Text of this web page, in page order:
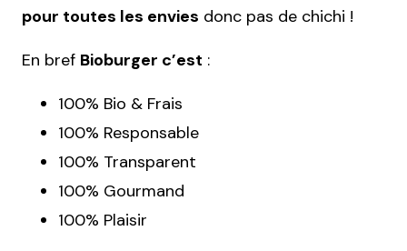
pour toutes les envies donc pas de chichi !
En bref Bioburger c’est :
100% Bio & Frais
100% Responsable
100% Transparent
100% Gourmand
100% Plaisir